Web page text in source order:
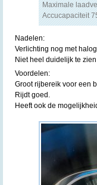
Maximale
Accucapaciteit
Nadelen:
Verlichting nog met
Niet heel duidelijk te
Voordelen:
Groot rijbereik voor een
Rijdt goed.
Heeft ook de